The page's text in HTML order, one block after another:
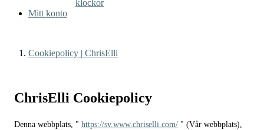
klockor
Mitt konto
Cookiepolicy | ChrisElli
ChrisElli Cookiepolicy
Denna webbplats, " https://sv.www.chriselli.com/ " (Vår webbplats),